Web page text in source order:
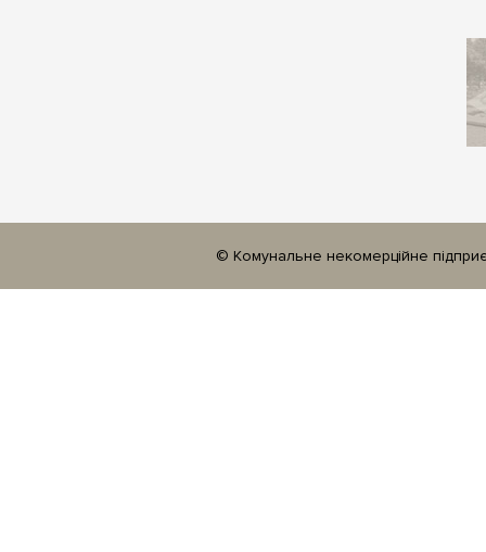
© Комунальне некомерційне